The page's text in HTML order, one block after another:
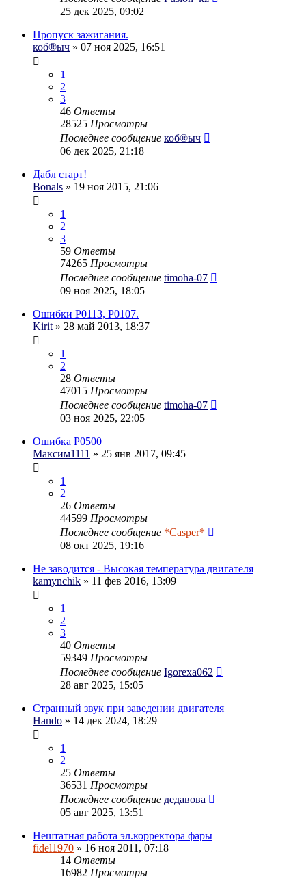
25 дек 2025, 09:02
Пропуск зажигания.
коб®ыч » 07 ноя 2025, 16:51
1
2
3
46 Ответы
28525 Просмотры
Последнее сообщение коб®ыч
06 дек 2025, 21:18
Дабл старт!
Bonals » 19 ноя 2015, 21:06
1
2
3
59 Ответы
74265 Просмотры
Последнее сообщение timoha-07
09 ноя 2025, 18:05
Ошибки P0113, P0107.
Kirit » 28 май 2013, 18:37
1
2
28 Ответы
47015 Просмотры
Последнее сообщение timoha-07
03 ноя 2025, 22:05
Ошибка P0500
Максим1111 » 25 янв 2017, 09:45
1
2
26 Ответы
44599 Просмотры
Последнее сообщение *Casper*
08 окт 2025, 19:16
Не заводится - Высокая температура двигателя
kamynchik » 11 фев 2016, 13:09
1
2
3
40 Ответы
59349 Просмотры
Последнее сообщение Igorexa062
28 авг 2025, 15:05
Странный звук при заведении двигателя
Hando » 14 дек 2024, 18:29
1
2
25 Ответы
36531 Просмотры
Последнее сообщение дедавова
05 авг 2025, 13:51
Нештатная работа эл.корректора фары
fidel1970 » 16 ноя 2011, 07:18
14 Ответы
16982 Просмотры